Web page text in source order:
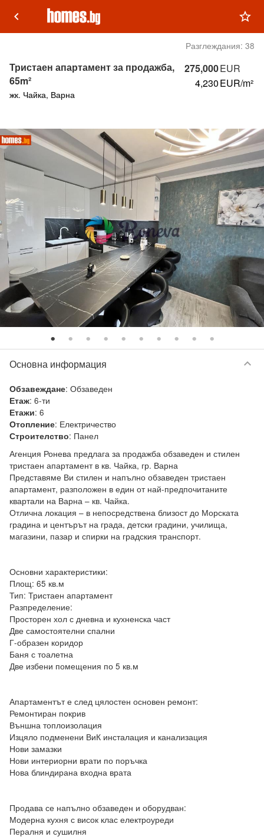
keyboard_arrow_left star_outline
Разглеждания: 38
275,000EUR
4,230EUR/m²
Тристаен апартамент за продажба,
65m²
жк. Чайка, Варна
Основна информация keyboard_arrow_down
Обзавеждане: Обзаведен
Етаж: 6-ти
Етажи: 6
Отопление: Електричество
Строителство: Панел
Агенция Ронева предлага за продажба обзаведен и стилен
тристаен апартамент в кв. Чайка, гр. Варна
Представяме Ви стилен и напълно обзаведен тристаен
апартамент, разположен в един от най-предпочитаните
квартали на Варна – кв. Чайка.
Отлична локация – в непосредствена близост до Морската
градина и центърът на града, детски градини, училища,
магазини, пазар и спирки на градския транспорт.
Основни характеристики:
Площ: 65 кв.м
Тип: Тристаен апартамент
Разпределение:
Просторен хол с дневна и кухненска част
Две самостоятелни спални
Г-образен коридор
Баня с тоалетна
Две избени помещения по 5 кв.м
Апартаментът е след цялостен основен ремонт:
Ремонтиран покрив
Външна топлоизолация
Изцяло подменени ВиК инсталация и канализация
Нови замазки
Нови интериорни врати по поръчка
Нова блиндирана входна врата
Продава се напълно обзаведен и оборудван:
Модерна кухня с висок клас електроуреди
Пералня и сушилня